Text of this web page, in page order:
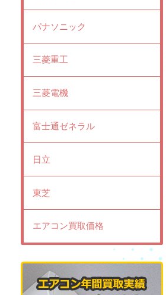
パナソニック
三菱重工
三菱電機
富士通ゼネラル
日立
東芝
エアコン買取価格